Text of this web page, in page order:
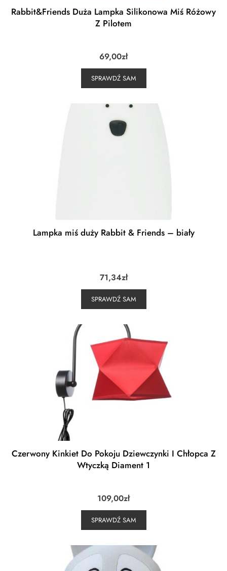
Rabbit&Friends Duża Lampka Silikonowa Miś Różowy
Z Pilotem
69,00zł
SPRAWDŹ SAM
Lampka miś duży Rabbit & Friends – biały
71,34zł
SPRAWDŹ SAM
Czerwony Kinkiet Do Pokoju Dziewczynki I Chłopca Z
Wtyczką Diament 1
109,00zł
SPRAWDŹ SAM